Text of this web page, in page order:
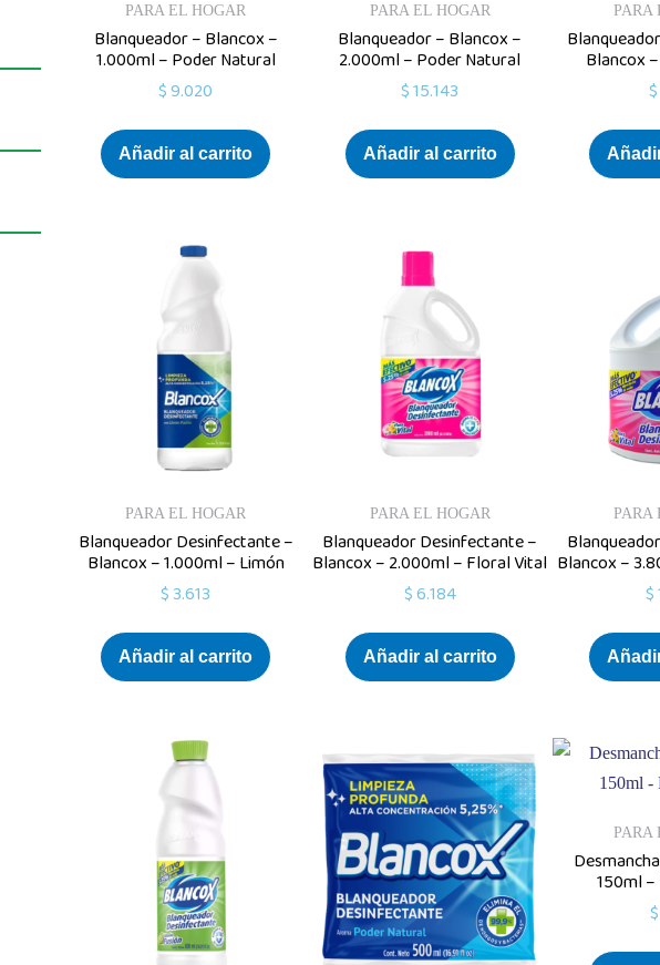
PARA EL HOGAR
Blanqueador – Blancox –
1.000ml – Poder Natural
$9.020
Añadir al carrito
PARA EL HOGAR
Blanqueador – Blancox –
2.000ml – Poder Natural
$15.143
Añadir al carrito
PARA
Blancox
$
PARA EL HOGAR
Blanqueador Desinfectante –
Blancox – 1.000ml – Limón
$ 3.613
Añadir al carrito
PARA EL HOGAR
Blanqueador Desinfectante –
Blancox – 2.000ml – Floral Vital
$6.184
Añadir al carrito
PARA
Blancox –
$
PARA
150ml –
$